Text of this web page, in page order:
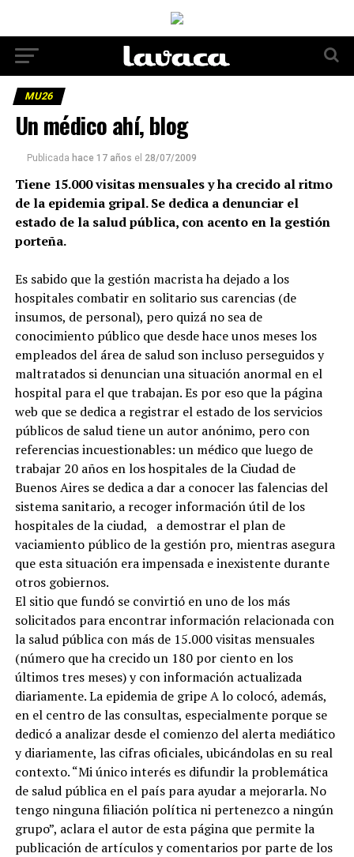
MU26
Un médico ahí, blog
Publicada hace 17 años el 28/07/2009
Tiene 15.000 visitas mensuales y ha crecido al ritmo
de la epidemia gripal. Se dedica a denunciar el
estado de la salud pública, con acento en la gestión
porteña.
Es sabido que la gestión macrista ha dejado a los
hospitales combatir en solitario sus carencias (de
insumos, de personal), pero quizá no sea de
conocimiento público que desde hace unos meses los
empleados del área de salud son incluso perseguidos y
maltratados si denuncian una situación anormal en el
hospital para el que trabajan. Es por eso que la página
web que se dedica a registrar el estado de los servicios
públicos de salud tiene un autor anónimo, pero con
referencias incuestionables: un médico que luego de
trabajar 20 años en los hospitales de la Ciudad de
Buenos Aires se dedica a dar a conocer las falencias del
sistema sanitario, a recoger información útil de los
hospitales de la ciudad, a demostrar el plan de
vaciamiento público de la gestión pro, mientras asegura
que esta situación era impensada e inexistente durante
otros gobiernos.
El sitio que fundó se convirtió en uno de los más
solicitados para encontrar información relacionada con
la salud pública con más de 15.000 visitas mensuales
(número que ha crecido un 180 por ciento en los
últimos tres meses) y con información actualizada
diariamente. La epidemia de gripe A lo colocó, además,
en el centro de las consultas, especialmente porque se
dedicó a analizar desde el comienzo del alerta mediático
y diariamente, las cifras oficiales, ubicándolas en su real
contexto. “Mi único interés es difundir la problemática
de salud pública en el país para ayudar a mejorarla. No
tengo ninguna filiación política ni pertenezco a ningún
grupo”, aclara el autor de esta página que permite la
publicación de artículos y comentarios por parte de los